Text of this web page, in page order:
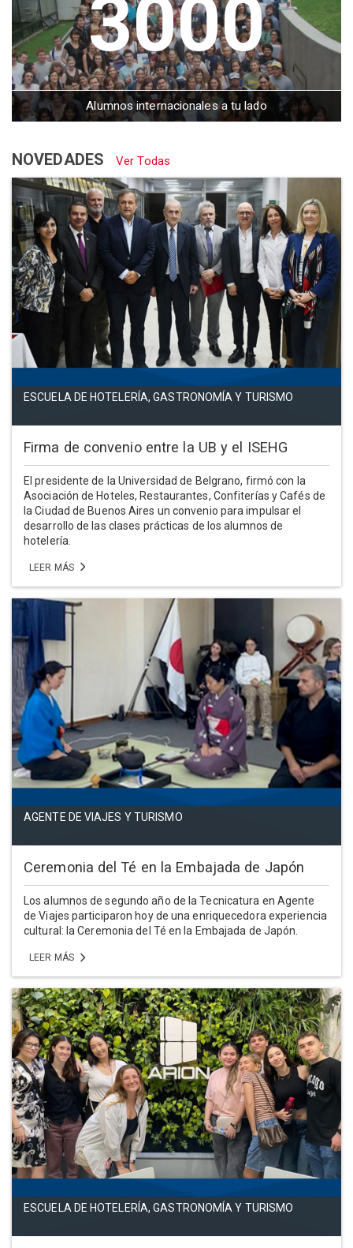
3000
Alumnos internacionales a tu lado
NOVEDADES Ver Todas
ESCUELA DE HOTELERÍA, GASTRONOMÍA Y TURISMO
Firma de convenio entre la UB y el ISEHG
El presidente de la Universidad de Belgrano, firmó con la
Asociación de Hoteles, Restaurantes, Confiterías y Cafés de
la Ciudad de Buenos Aires un convenio para impulsar el
desarrollo de las clases prácticas de los alumnos de
hotelería.
LEER MÁS
AGENTE DE VIAJES Y TURISMO
Ceremonia del Té en la Embajada de Japón
Los alumnos de segundo año de la Tecnicatura en Agente
de Viajes participaron hoy de una enriquecedora experiencia
cultural: la Ceremonia del Té en la Embajada de Japón.
LEER MÁS
ESCUELA DE HOTELERÍA, GASTRONOMÍA Y TURISMO